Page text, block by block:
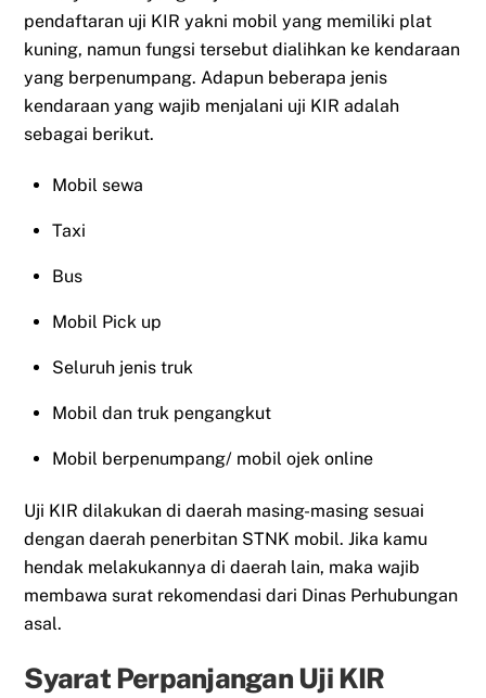
pendaftaran uji KIR yakni mobil yang memiliki plat
kuning, namun fungsi tersebut dialihkan ke kendaraan
yang berpenumpang. Adapun beberapa jenis
kendaraan yang wajib menjalani uji KIR adalah
sebagai berikut.
Mobil sewa
Taxi
Bus
Mobil Pick up
Seluruh jenis truk
Mobil dan truk pengangkut
Mobil berpenumpang/ mobil ojek online
Uji KIR dilakukan di daerah masing-masing sesuai
dengan daerah penerbitan STNK mobil. Jika kamu
hendak melakukannya di daerah lain, maka wajib
membawa surat rekomendasi dari Dinas Perhubungan
asal.
Syarat Perpanjangan Uji KIR